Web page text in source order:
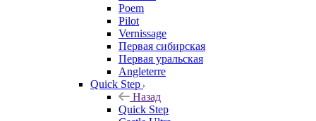
Poem
Pilot
Vernissage
Первая сибирская
Первая уральская
Angleterre
Quick Step
Назад
Quick Step